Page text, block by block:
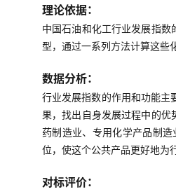
理论依据：
中国石油和化工行业发展指
型，通过一系列方法计算这些
数据分析：
行业发展指数的作用和功能主
果，找出自身发展过程中的优
药制造业、专用化学产品制
位，使这个公共产品更好地为
对标评价：